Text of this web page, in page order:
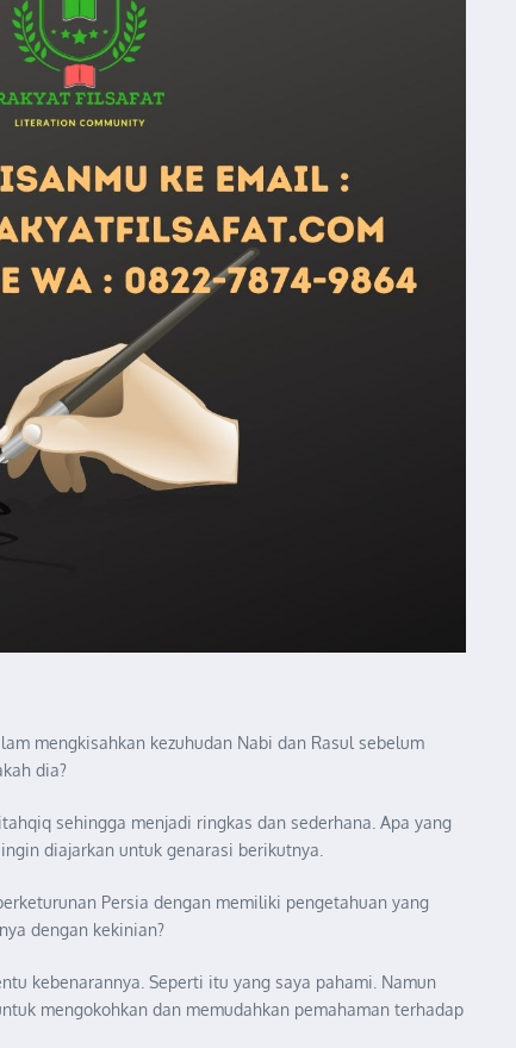
mengkisahkan kezuhudan Nabi dan Rasul sebelum
dia?
sehingga menjadi ringkas dan sederhana. Apa yang
diajarkan untuk genarasi berikutnya.
Persia dengan memiliki pengetahuan yang
dengan kekinian?
kebenarannya. Seperti itu yang saya pahami. Namun
mengokohkan dan memudahkan pemahaman terhadap